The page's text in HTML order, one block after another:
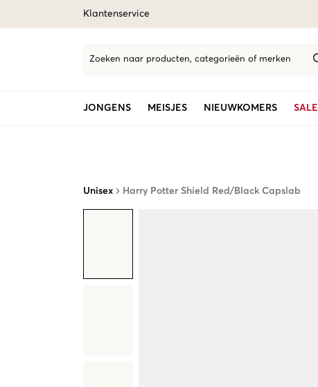
Klantenservice
Zoeken naar producten, categorieën of merken
JONGENS MEISJES NIEUWKOMERS SALE
Unisex Harry Potter Shield Red/Black Capslab